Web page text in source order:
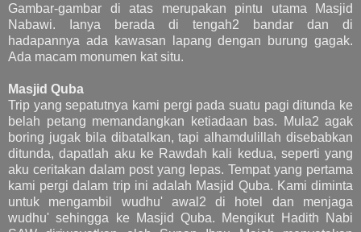
Gambar-gambar di atas merupakan pintu utama Masjid
Nabawi. Ianya berada di tengah2 bandar dan di
hadapannya ada kawasan lapang dengan burung gagak.
Ada macam monumen kat situ.
Masjid Quba
Trip yang sepatutnya kami pergi pada suatu pagi ditunda ke
belah petang memandangkan ketiadaan bas. Mula2 agak
boring jugak bila dibatalkan, tapi alhamdulillah disebabkan
ditunda, dapatlah aku ke Rawdah kali kedua, seperti yang
aku ceritakan dalam post yang lepas. Tempat yang pertama
kami pergi dalam trip ini adalah Masjid Quba. Kami diminta
untuk mengambil wudhu' awal2 di hotel dan menjaga
wudhu' sehingga ke Masjid Quba. Mengikut Hadith Nabi